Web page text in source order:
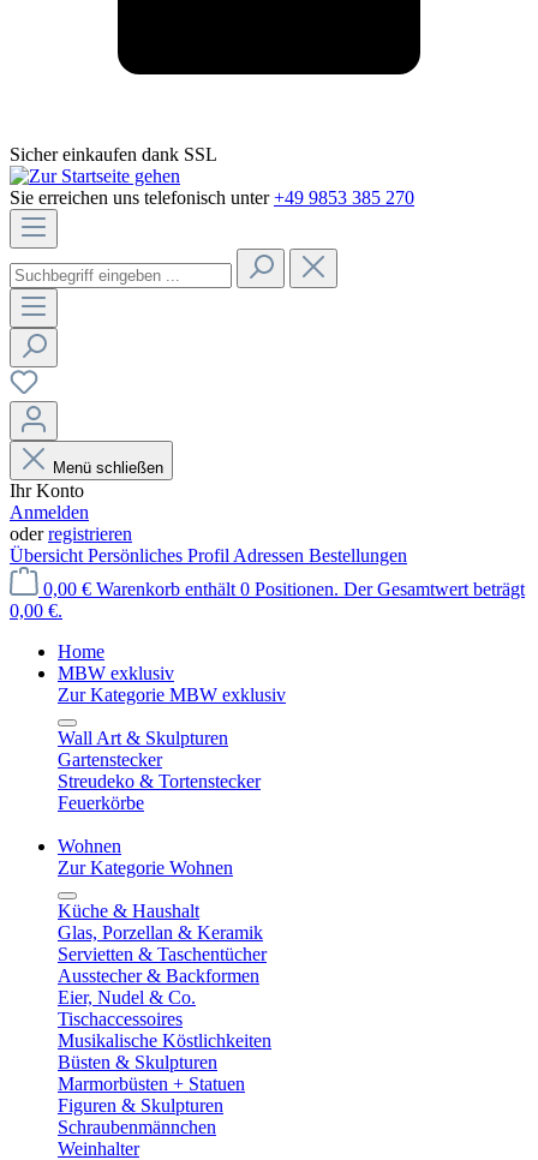
Sicher einkaufen dank SSL
Sie erreichen uns telefonisch unter +49 9853 385 270
Menü schließen
Ihr Konto
Anmelden
oderregistrieren
Übersicht Persönliches Profil Adressen Bestellungen
0,00 € Warenkorb enthält 0 Positionen. Der Gesamtwert beträgt
0,00 €.
Home
MBW exklusiv
Zur Kategorie MBW exklusiv
Wall Art & Skulpturen
Gartenstecker
Streudeko & Tortenstecker
Feuerkörbe
Wohnen
Zur Kategorie Wohnen
Küche & Haushalt
Glas, Porzellan & Keramik
Servietten & Taschentücher
Ausstecher & Backformen
Eier, Nudel & Co.
Tischaccessoires
Musikalische Köstlichkeiten
Büsten & Skulpturen
Marmorbüsten + Statuen
Figuren & Skulpturen
Schraubenmännchen
Weinhalter